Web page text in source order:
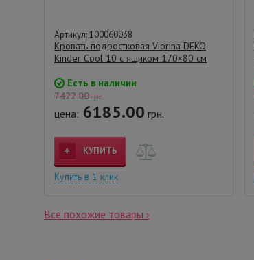
Артикул: 100060038
Кровать подростковая Viorina DEKO
Kinder Cool 10 с ящиком 170×80 см
Есть в наличии
7422.00грн.
цена: 6185.00 грн.
КУПИТЬ
Купить в 1 клик
Все похожие товары ›